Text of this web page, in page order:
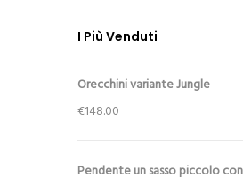
I Più Venduti
Orecchini variante Jungle
€148.00
Pendente un sasso piccolo